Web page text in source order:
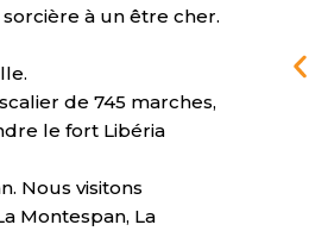
à un être cher.
de 745 marches,
le fort Libéria
Nous visitons
Montespan, La